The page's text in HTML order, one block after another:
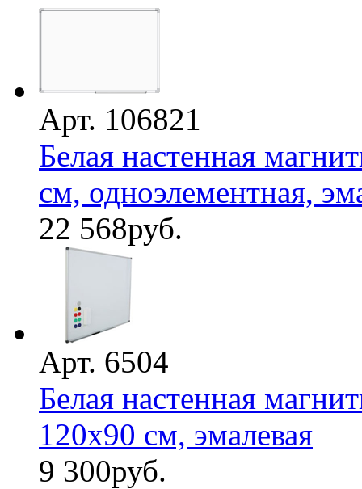
Арт. 106821
Белая настенная
см, одноэлементная,
22 568руб.
Арт. 6504
Белая настенная
120х90 см, эмалевая
9 300руб.